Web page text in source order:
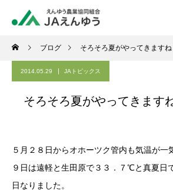
ブログ そろそろ夏がやってきますね
2014.05.29 JAトピックス
そろそろ夏がやってきます
５月２８日からオホーツク管内も気温が一
９日は遠軽と生田原で３３．７℃と真夏日
日なりました。